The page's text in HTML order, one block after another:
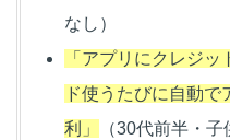
なし）
「アプリにクレジ
ド使うたびに自動
利」
（30代前半・子